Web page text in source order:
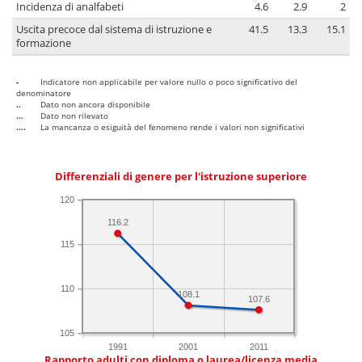
Incidenza di analfabeti 4.6 2.9
2
Uscita precoce dal sistema di istruzione e
formazione
41.5 13.3 15.1
-
Indicatore non applicabile per valore nullo o poco significativo del
denominatore
..
Dato non ancora disponibile
...
Dato non rilevato
....
La mancanza o esiguità del fenomeno rende i valori non significativi
Differenziali di genere per l'istruzione superiore
1991 2001 2011
105
110
115
120
107.6
108.1
116.2